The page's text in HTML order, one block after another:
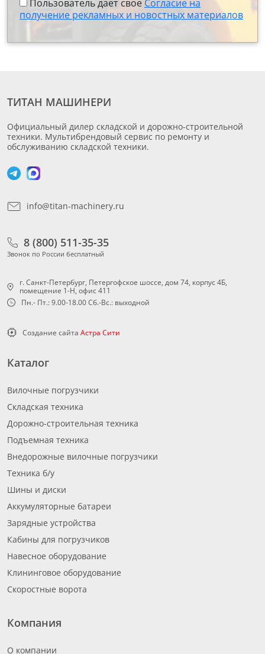
Пользователь дает свое Согласие на
получение рекламных и новостных материалов
ТИТАН МАШИНЕРИ
Официальный дилер складской и дорожно-строительной
техники. Мультибрендовый сервис по ремонту и
обслуживанию складской техники.
info@titan-machinery.ru
Каталог
Вилочные погрузчики
Складская техника
Дорожно-строительная техника
Подъемная техника
Внедорожные вилочные погрузчики
Техника б/у
Шины и диски
Аккумуляторные батареи
Зарядные устройства
Кабины для погрузчиков
Навесное оборудование
Клининговое оборудование
Скоростные ворота
Компания
О компании
8 (800) 511-35-35
Звонок по России бесплатный
г. Санкт-Петербург, Петергофское шоссе, дом 74, корпус 4Б,
помещение 1-Н, офис 411
Пн.- Пт.: 9.00-18.00 Сб.-Вс.: выходной
Создание сайта Астра Сити